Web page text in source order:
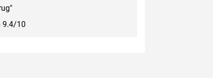
9.4/10